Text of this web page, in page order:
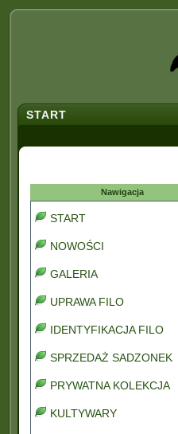
START
Nawigacja
START
NOWOŚCI
GALERIA
UPRAWA FILO
IDENTYFIKACJA FILO
SPRZEDAŻ SADZONEK
PRYWATNA KOLEKCJA
KULTYWARY